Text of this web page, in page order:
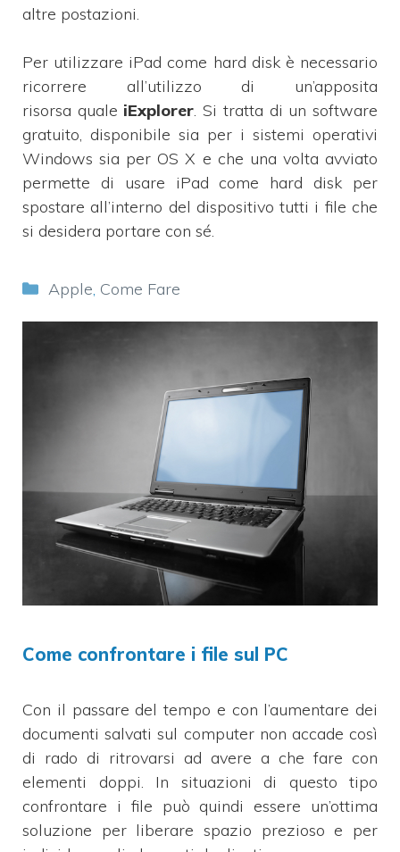
altre postazioni.
Per utilizzare iPad come hard disk è necessario
ricorrere all’utilizzo di un’apposita
risorsa quale iExplorer. Si tratta di un software
gratuito, disponibile sia per i sistemi operativi
Windows sia per OS X e che una volta avviato
permette di usare iPad come hard disk per
spostare all’interno del dispositivo tutti i file che
si desidera portare con sé.
Categorie
Apple, Come Fare
Come confrontare i file sul PC
Con il passare del tempo e con l’aumentare dei
documenti salvati sul computer non accade così
di rado di ritrovarsi ad avere a che fare con
elementi doppi. In situazioni di questo tipo
confrontare i file può quindi essere un’ottima
soluzione per liberare spazio prezioso e per